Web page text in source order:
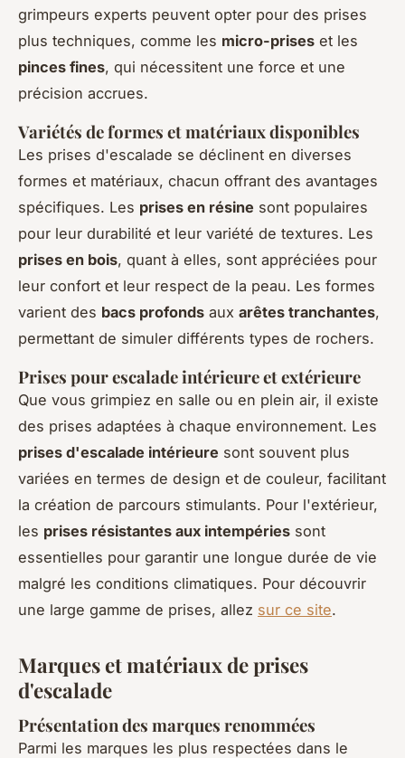
grimpeurs experts peuvent opter pour des prises
plus techniques, comme les micro-prises et les
pinces fines, qui nécessitent une force et une
précision accrues.
Variétés de formes et matériaux disponibles
Les prises d'escalade se déclinent en diverses
formes et matériaux, chacun offrant des avantages
spécifiques. Les prises en résine sont populaires
pour leur durabilité et leur variété de textures. Les
prises en bois, quant à elles, sont appréciées pour
leur confort et leur respect de la peau. Les formes
varient des bacs profonds aux arêtes tranchantes,
permettant de simuler différents types de rochers.
Prises pour escalade intérieure et extérieure
Que vous grimpiez en salle ou en plein air, il existe
des prises adaptées à chaque environnement. Les
prises d'escalade intérieure sont souvent plus
variées en termes de design et de couleur, facilitant
la création de parcours stimulants. Pour l'extérieur,
les prises résistantes aux intempéries sont
essentielles pour garantir une longue durée de vie
malgré les conditions climatiques. Pour découvrir
une large gamme de prises, allez sur ce site.
Marques et matériaux de prises
d'escalade
Présentation des marques renommées
Parmi les marques les plus respectées dans le